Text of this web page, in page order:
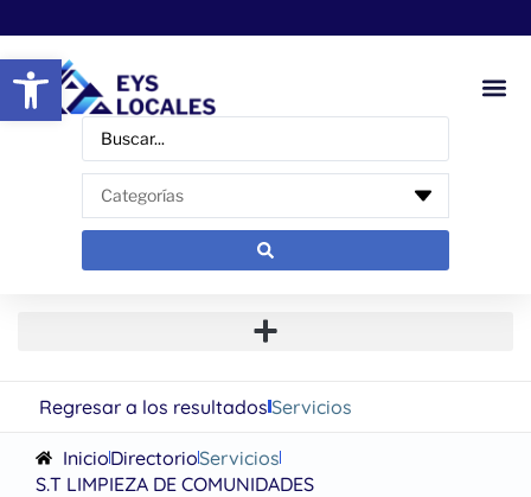
Abrir barra de herramientas
Regresar a los resultadosServicios
InicioDirectorioServicios
S.T LIMPIEZA DE COMUNIDADES